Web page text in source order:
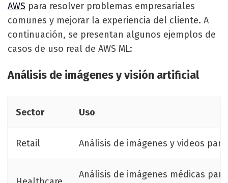
AWS para resolver problemas empresariales
comunes y mejorar la experiencia del cliente. A
continuación, se presentan algunos ejemplos de
casos de uso real de AWS ML:
Análisis de imágenes y visión artificial
Sector Uso
Retail Análisis de imágenes y videos
Análisis de imágenes médicas